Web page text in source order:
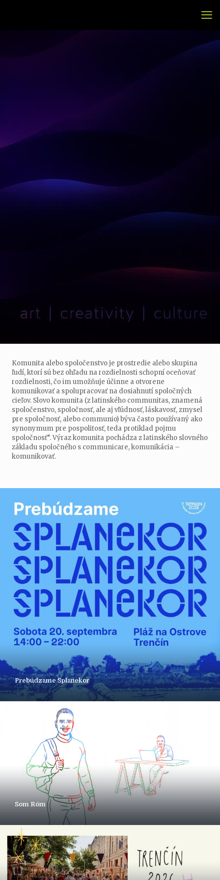
Komunita alebo spoločenstvo je prostredie alebo skupina
ľudí, ktorí sú bez ohľadu na rozdielnosti schopní oceňovať
rozdielnosti, čo im umožňuje účinne a otvorene
komunikovať a spolupracovať na dosiahnutí spoločných
cieľov. Slovo komunita (z latinského communitas, znamená
spoločenstvo, spoločnosť, ale aj vľúdnosť, láskavosť, zmysel
pre spoločnosť, alebo communio) býva často používaný ako
synonymum pre pospolitosť, teda protiklad pojmu
spoločnosť“. Výraz komunita pochádza z latinského slovného
základu spoločného s communicare, komunikácia –
komunikovať.
Prebúdzame Splanekor
Som Róm